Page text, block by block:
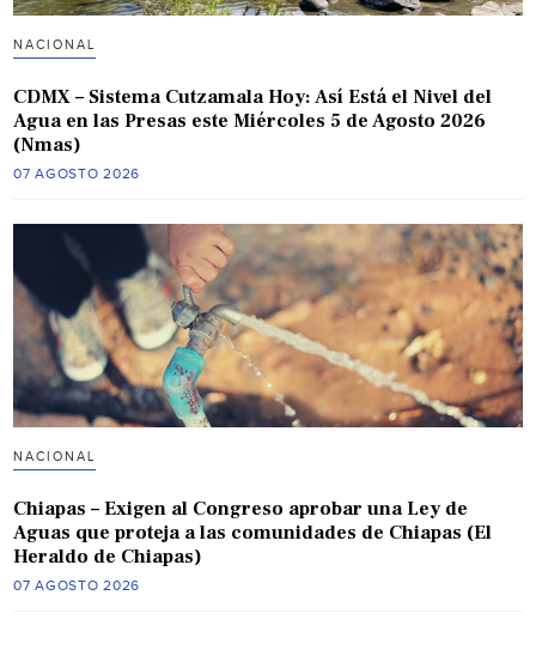
NACIONAL
CDMX – Sistema Cutzamala Hoy: Así Está el Nivel del
Agua en las Presas este Miércoles 5 de Agosto 2026
(Nmas)
07 AGOSTO 2026
NACIONAL
Chiapas – Exigen al Congreso aprobar una Ley de
Aguas que proteja a las comunidades de Chiapas (El
Heraldo de Chiapas)
07 AGOSTO 2026